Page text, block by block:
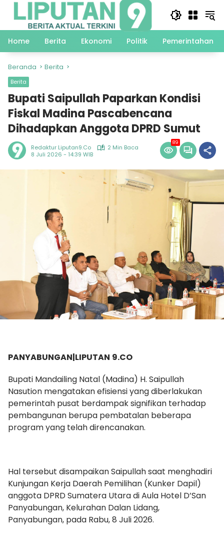
Langsung
Home
Berita Ekonomi Politik Pemerintahan
Beranda Berita
Berita
Bupati Saipullah Paparkan Kondisi
Fiskal Madina Pascabencana
Dihadapkan Anggota DPRD Sumut
Redaktur Liputan9.co
2 Min Baca
8 Juli 2026 - 14:39 WIB
89
PANYABUNGAN|LIPUTAN 9.CO
Bupati Mandailing Natal (Madina) H. Saipullah
Nasution mengatakan efisiensi yang diberlakukan
pemerintah pusat berdampak signifikan terhadap
pembangunan berupa pembatalan beberapa
program yang telah direncanakan.
Hal tersebut disampaikan Saipullah saat menghadiri
Kunjungan Kerja Daerah Pemilihan (Kunker Dapil)
anggota DPRD Sumatera Utara di Aula Hotel D’San
Panyabungan, Kelurahan Dalan Lidang,
Panyabungan, pada Rabu, 8 Juli 2026.